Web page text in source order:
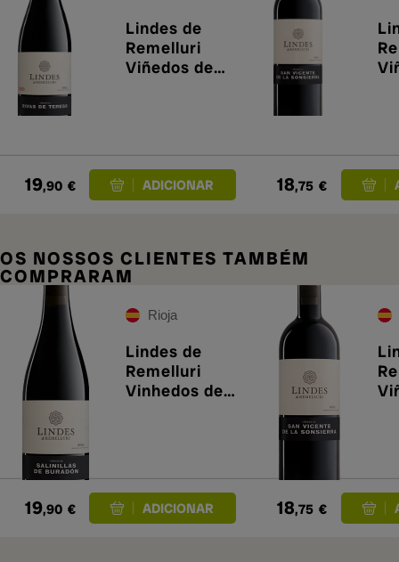
Lindes de
Remelluri
Viñedos de
19,90 € 18,75 €
OS NOSSOS CLIENTES TAMBÉM
COMPRARAM
Rioja
Lindes de
Remelluri
Vinhedos de
19,90 € 18,75 €